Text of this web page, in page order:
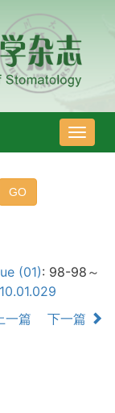
导
航
(01): 98-98～
一篇 下一篇